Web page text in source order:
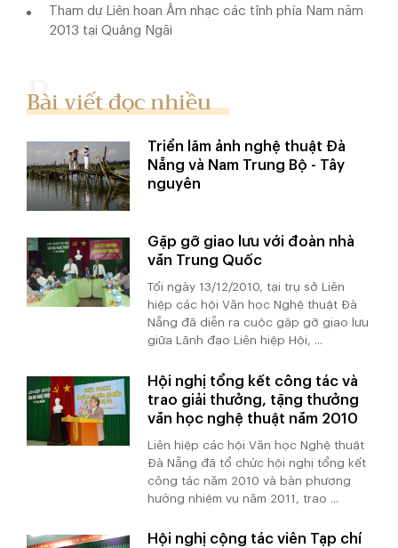
Tham dự Liên hoan Âm nhạc các tỉnh phía Nam năm
2013 tại Quảng Ngãi
Bài viết đọc nhiều
Triển lãm ảnh nghệ thuật Đà
Nẵng và Nam Trung Bộ - Tây
nguyên
Gặp gỡ giao lưu với đoàn nhà
văn Trung Quốc
Tối ngày 13/12/2010, tại trụ sở Liên
hiệp các hội Văn học Nghệ thuật Đà
Nẵng đã diễn ra cuộc gặp gỡ giao lưu
giữa Lãnh đạo Liên hiệp Hội, ...
Hội nghị tổng kết công tác và
trao giải thưởng, tặng thưởng
văn học nghệ thuật năm 2010
Liên hiệp các hội Văn học Nghệ thuật
Đà Nẵng đã tổ chức hội nghị tổng kết
công tác năm 2010 và bàn phương
hướng nhiệm vụ năm 2011, trao ...
Hội nghị cộng tác viên Tạp chí